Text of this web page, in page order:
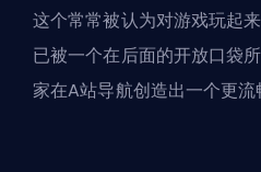
这个常常被认为对游戏玩起
已被一个在后面的开放口袋
家在A站导航创造出一个更流